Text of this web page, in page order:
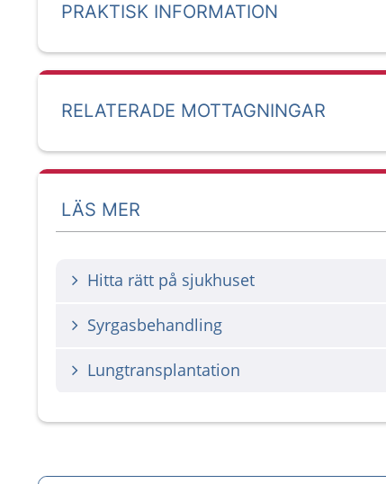
PRAKTISK INFORMATION
RELATERADE MOTTAGNINGAR
LÄS MER
Hitta rätt på sjukhuset
Syrgasbehandling
Lungtransplantation